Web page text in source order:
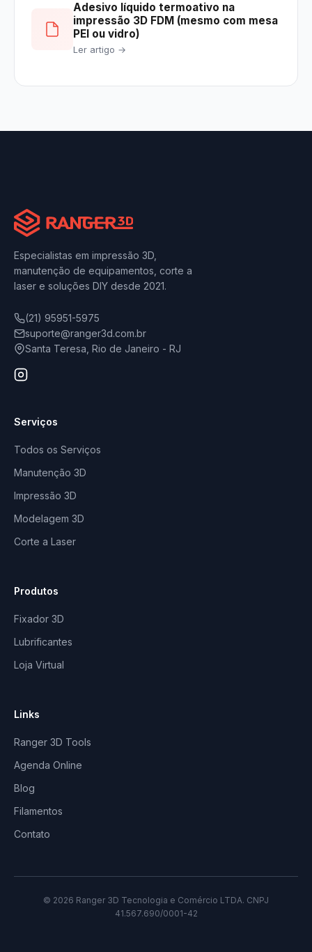
Adesivo líquido termoativo na
impressão 3D FDM (mesmo com mesa
PEI ou vidro)
Ler artigo →
Especialistas em impressão 3D,
manutenção de equipamentos, corte a
laser e soluções DIY desde 2021.
(21) 95951-5975
suporte@ranger3d.com.br
Santa Teresa, Rio de Janeiro - RJ
Serviços
Todos os Serviços
Manutenção 3D
Impressão 3D
Modelagem 3D
Corte a Laser
Produtos
Fixador 3D
Lubrificantes
Loja Virtual
Links
Ranger 3D Tools
Agenda Online
Blog
Filamentos
Contato
© 2026 Ranger 3D Tecnologia e Comércio LTDA. CNPJ
41.567.690/0001-42